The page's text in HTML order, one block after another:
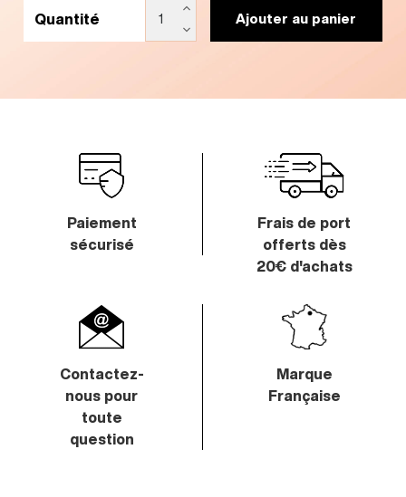
Quantité Ajouter au panier
Paiement
sécurisé
Frais de port
offerts dès
20€ d'achats
Contactez-
nous pour
toute
question
Marque
Française